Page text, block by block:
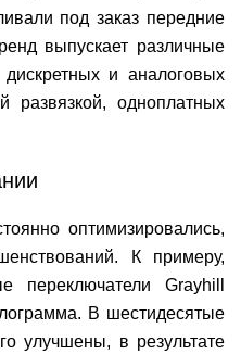
под заказ передние
выпускает различные
и аналоговых
развязкой, одноплатных
оптимизировались,
К примеру,
переключатели Grayhill
В шестидесятые
улучшены, в результате